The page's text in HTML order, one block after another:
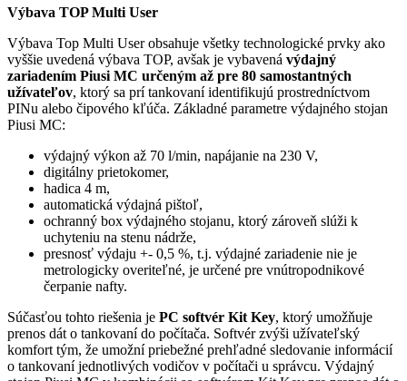
Výbava TOP Multi User
Výbava Top Multi User obsahuje všetky technologické prvky ako
vyššie uvedená výbava TOP, avšak je vybavená výdajný
zariadením Piusi MC určeným až pre 80 samostantných
užívateľov, ktorý sa prí tankovaní identifikujú prostredníctvom
PINu alebo čipového kľúča. Základné parametre výdajného stojan
Piusi MC:
výdajný výkon až 70 l/min, napájanie na 230 V,
digitálny prietokomer,
hadica 4 m,
automatická výdajná pištoľ,
ochranný box výdajného stojanu, ktorý zároveň slúži k
uchyteniu na stenu nádrže,
presnosť výdaju +- 0,5 %, t.j. výdajné zariadenie nie je
metrologicky overiteľné, je určené pre vnútropodnikové
čerpanie nafty.
Súčasťou tohto riešenia je PC softvér Kit Key, ktorý umožňuje
prenos dát o tankovaní do počítača. Softvér zvýši užívateľský
komfort tým, že umožní priebežné prehľadné sledovanie informácií
o tankovaní jednotlivých vodičov v počítači u správcu. Výdajný